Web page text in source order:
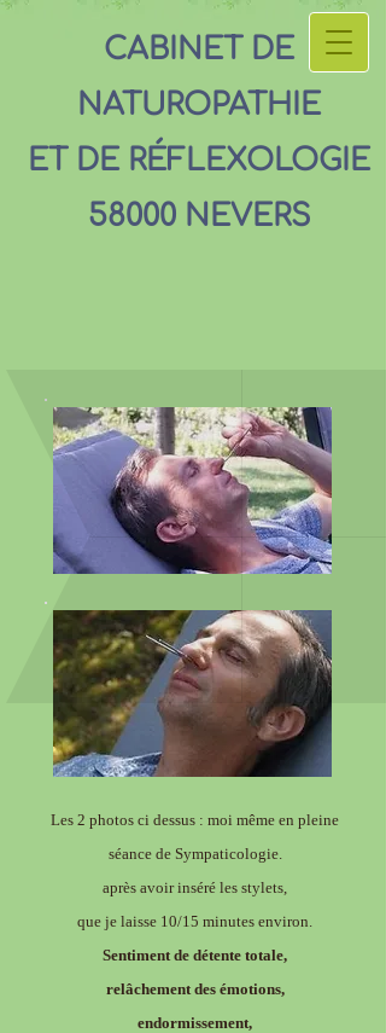
CABINET DE
NATUROPATHIE
ET DE RÉFLEXOLOGIE
58000 NEVERS
Les 2 photos ci dessus : moi même en pleine
séance de Sympaticologie.
après avoir inséré les stylets,
que je laisse 10/15 minutes environ.
Sentiment de détente totale,
relâchement des émotions,
endormissement,